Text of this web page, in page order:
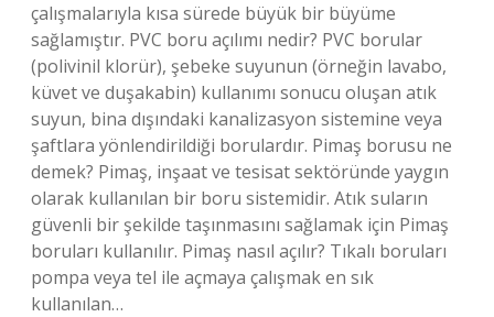
çalışmalarıyla kısa sürede büyük bir büyüme
sağlamıştır. PVC boru açılımı nedir? PVC borular
(polivinil klorür), şebeke suyunun (örneğin lavabo,
küvet ve duşakabin) kullanımı sonucu oluşan atık
suyun, bina dışındaki kanalizasyon sistemine veya
şaftlara yönlendirildiği borulardır. Pimaş borusu ne
demek? Pimaş, ​​inşaat ve tesisat sektöründe yaygın
olarak kullanılan bir boru sistemidir. Atık suların
güvenli bir şekilde taşınmasını sağlamak için Pimaş
boruları kullanılır. Pimaş nasıl açılır? Tıkalı boruları
pompa veya tel ile açmaya çalışmak en sık
kullanılan…